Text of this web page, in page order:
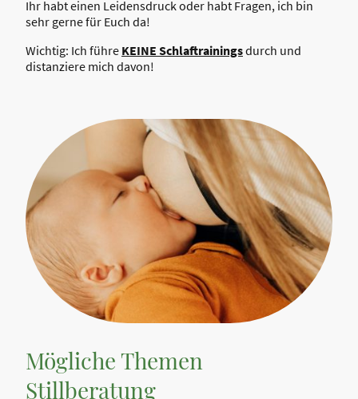
Ihr habt einen Leidensdruck oder habt Fragen, ich bin
sehr gerne für Euch da!
Wichtig: Ich führe KEINE Schlaftrainingsdurch und
distanziere mich davon!
Mögliche Themen
Stillberatung